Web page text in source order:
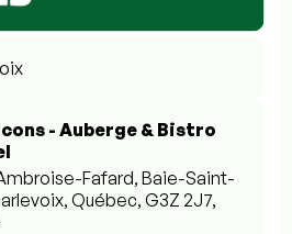
- Auberge & Bistro
Fafard, Baie-Saint-
Québec, G3Z 2J7,